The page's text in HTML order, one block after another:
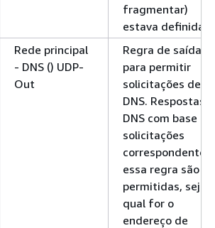
fragmentar)
estava definida.
Rede principal
- DNS () UDP-
Out
Regra de saída
para permitir
solicitações de
DNS. Respostas
DNS com base
solicitações
correspondentes
essa regra são
permitidas, seja
qual for o
endereço de